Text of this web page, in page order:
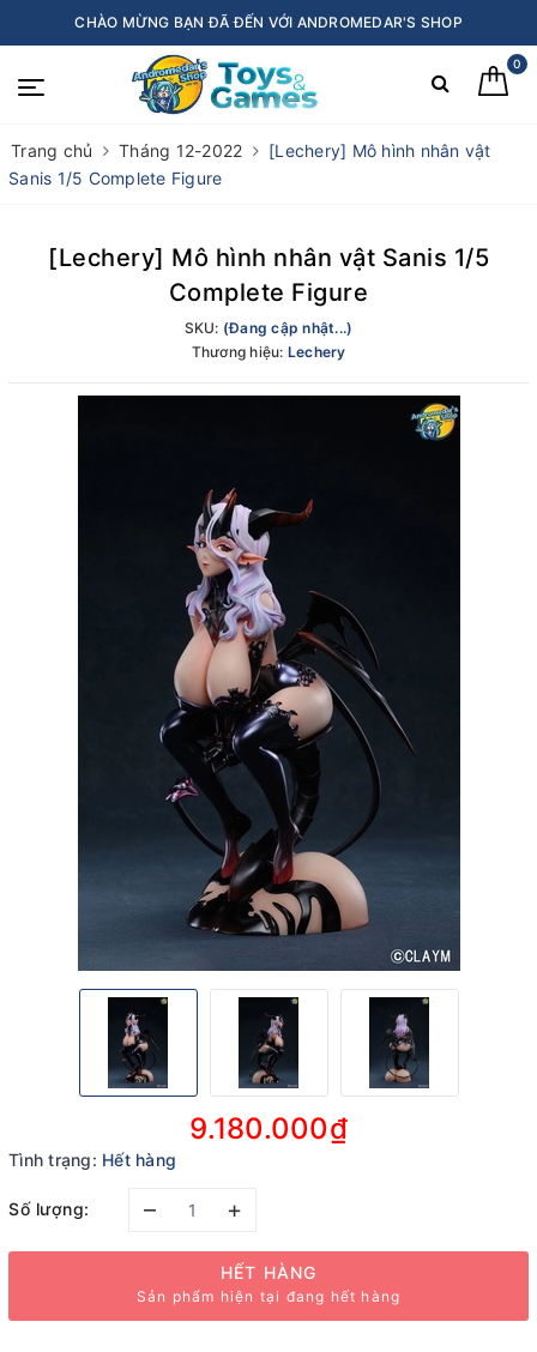
CHÀO MỪNG BẠN ĐÃ ĐẾN VỚI ANDROMEDAR'S SHOP
0
Trang chủ Tháng 12-2022
[Lechery] Mô hình nhân vật
Sanis 1/5 Complete Figure
[Lechery] Mô hình nhân vật Sanis 1/5
Complete Figure
SKU: (Đang cập nhật...)
Thương hiệu: Lechery
9.180.000₫
Tình trạng: Hết hàng
Số lượng: – +
HẾT HÀNG
Sản phẩm hiện tại đang hết hàng